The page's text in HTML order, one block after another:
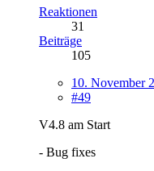
Reaktionen
31
Beiträge
105
10. November
#49
V4.8 am Start
- Bug fixes